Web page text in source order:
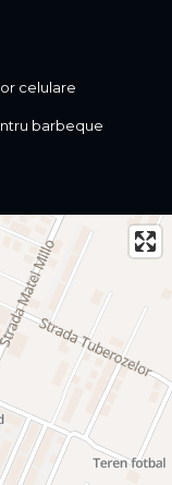
celulare
barbeque